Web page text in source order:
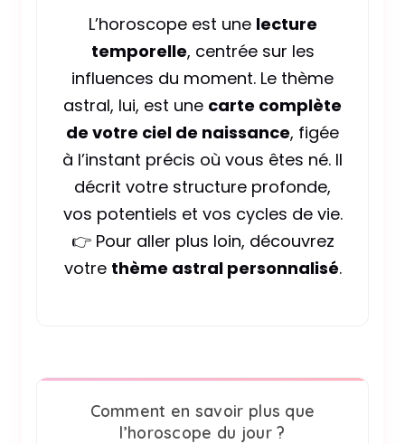
L’horoscope est une lecture
temporelle, centrée sur les
influences du moment. Le thème
astral, lui, est une carte complète
de votre ciel de naissance, figée
à l’instant précis où vous êtes né. Il
décrit votre structure profonde,
vos potentiels et vos cycles de vie.
👉 Pour aller plus loin, découvrez
votre thème astral personnalisé.
Comment en savoir plus que
l’horoscope du jour ?